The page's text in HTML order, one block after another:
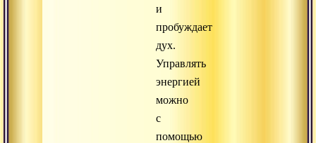
и
пробуждает
дух.
Управлять
энергией
можно
с
помощью